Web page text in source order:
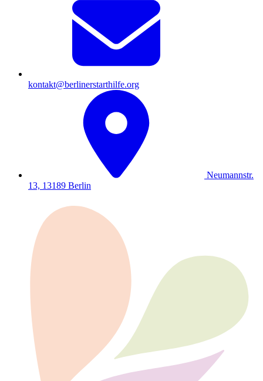
kontakt@berlinerstarthilfe.org
Neumannstr.
13, 13189 Berlin